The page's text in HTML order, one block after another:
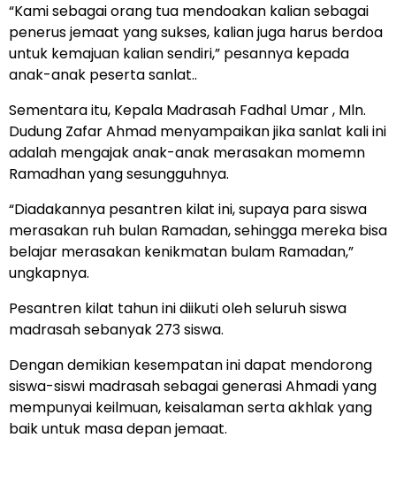
“Kami sebagai orang tua mendoakan kalian sebagai
penerus jemaat yang sukses, kalian juga harus berdoa
untuk kemajuan kalian sendiri,” pesannya kepada
anak-anak peserta sanlat..
Sementara itu, Kepala Madrasah Fadhal Umar , Mln.
Dudung Zafar Ahmad menyampaikan jika sanlat kali ini
adalah mengajak anak-anak merasakan momemn
Ramadhan yang sesungguhnya.
“Diadakannya pesantren kilat ini, supaya para siswa
merasakan ruh bulan Ramadan, sehingga mereka bisa
belajar merasakan kenikmatan bulam Ramadan,”
ungkapnya.
Pesantren kilat tahun ini diikuti oleh seluruh siswa
madrasah sebanyak 273 siswa.
Dengan demikian kesempatan ini dapat mendorong
siswa-siswi madrasah sebagai generasi Ahmadi yang
mempunyai keilmuan, keisalaman serta akhlak yang
baik untuk masa depan jemaat.